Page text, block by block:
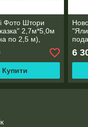
Фото Штори
2,7м*5,0м
по 2,5 м),
Купити
6